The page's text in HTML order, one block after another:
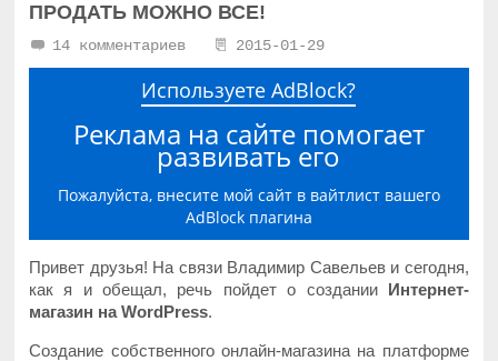
ПРОДАТЬ МОЖНО ВСЕ!
14 комментариев 2015-01-29
Используете AdBlock?
Реклама на сайте помогает
развивать его
Пожалуйста, внесите мой сайт в вайтлист вашего
AdBlock плагина
Привет друзья! На связи Владимир Савельев и сегодня,
как я и обещал, речь пойдет о создании Интернет-
магазин на WordPress.
Создание собственного онлайн-магазина на платформе